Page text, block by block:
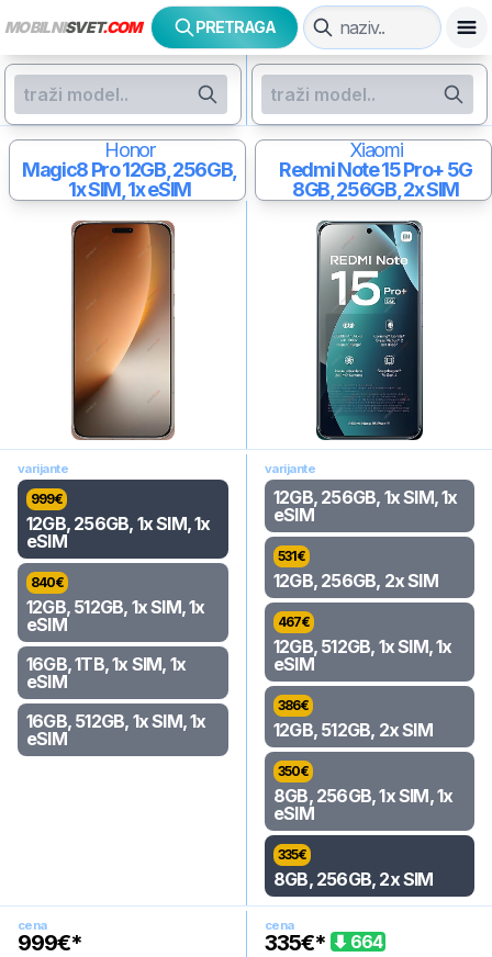
MOBILNISVET.COM PRETRAGA
Honor
Magic8 Pro12GB, 256GB,
1x SIM, 1x eSIM
Xiaomi
Redmi Note 15 Pro+ 5G
8GB, 256GB, 2x SIM
varijante
999€
12GB, 256GB, 1x SIM, 1x
eSIM
840€
12GB, 512GB, 1x SIM, 1x
eSIM
16GB, 1TB, 1x SIM, 1x
eSIM
16GB, 512GB, 1x SIM, 1x
eSIM
varijante
12GB, 256GB, 1x SIM, 1x
eSIM
531€
12GB, 256GB, 2x SIM
467€
12GB, 512GB, 1x SIM, 1x
eSIM
386€
12GB, 512GB, 2x SIM
350€
8GB, 256GB, 1x SIM, 1x
eSIM
335€
8GB, 256GB, 2x SIM
cena
999€*
cena
335€* 664